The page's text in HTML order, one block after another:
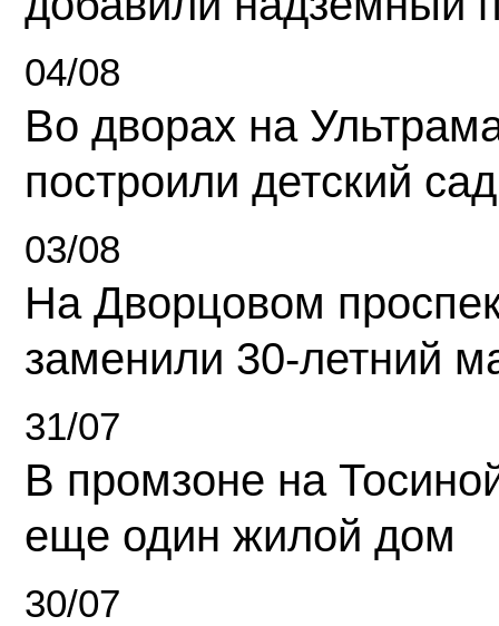
04/08
Во дворах на
построили детский сад
03/08
На Дворцовом
заменили 30-летний
31/07
В промзоне на
еще один жилой дом
30/07